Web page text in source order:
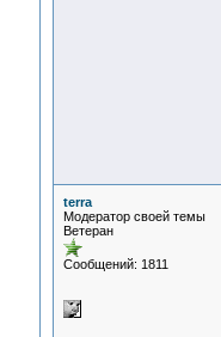
terra
Модератор своей темы
Ветеран
Сообщений: 1811